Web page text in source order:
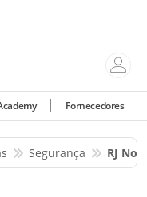
Fornecedores
Segurança RJ